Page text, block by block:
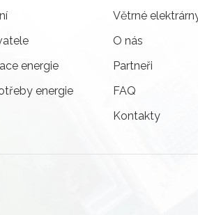
energie
energie
Větrné
O nás
Partneři
FAQ
Kontakty